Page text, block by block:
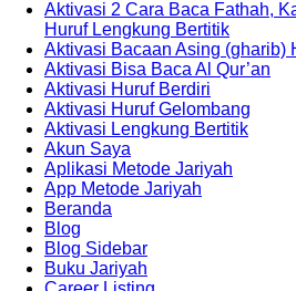
Aktivasi 2 Cara Baca Fathah,
Huruf Lengkung Bertitik
Aktivasi Bacaan Asing (gharib)
Aktivasi Bisa Baca Al Qur’an
Aktivasi Huruf Berdiri
Aktivasi Huruf Gelombang
Aktivasi Lengkung Bertitik
Akun Saya
Aplikasi Metode Jariyah
App Metode Jariyah
Beranda
Blog
Blog Sidebar
Buku Jariyah